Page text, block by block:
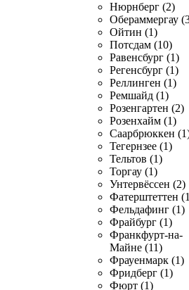
Нюрнберг (2)
Обераммергау
Ойтин (1)
Потсдам (10)
Равенсбург (1)
Регенсбург (1)
Реллинген (1)
Ремшайд (1)
Розенгартен (2)
Розенхайм (1)
Саарбрюккен
Тегернзее (1)
Тельтов (1)
Торгау (1)
Унтервёссен (2)
Фатерштеттен
Фельдафинг (1)
Фрайбург (1)
Франкфурт-на-
Майне (11)
Фрауенмарк (1)
Фридберг (1)
Фюрт (1)